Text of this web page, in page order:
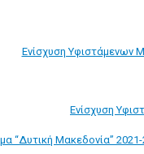
Ενίσχυση Υφιστάμενων
Ενίσχυση
“Δυτική Μακεδονία”